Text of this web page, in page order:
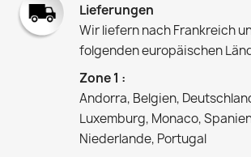
Lieferungen
Wir liefern nach Frankreich
folgenden europäischen
Zone 1 :
Andorra, Belgien,
Luxemburg, Monaco,
Niederlande, Portugal